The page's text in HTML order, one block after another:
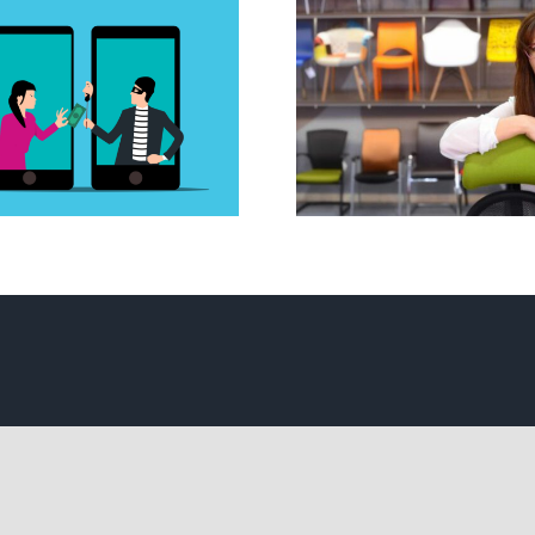
Majitelka
Marouk, s.r.o.
podporuje
zdravé sezení i
Ligu vozíčkářů
Liga